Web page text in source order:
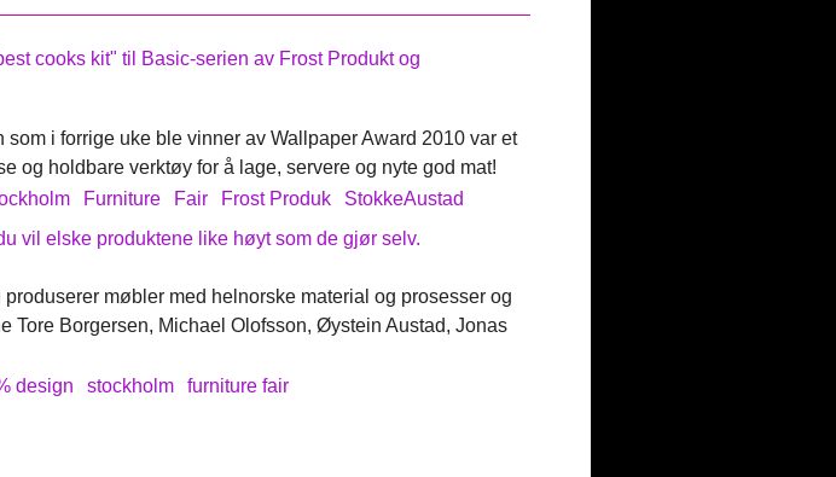
cooks kit" til Basic-serien av Frost Produkt og
som i forrige uke ble vinner av Wallpaper Award 2010 var et
og holdbare verktøy for å lage, servere og nyte god mat!
Furniture Fair Frost Produk
StokkeAustad
vil elske produktene like høyt som de gjør selv.
møbler med helnorske material og prosesser og
Tore Borgersen, Michael Olofsson, Øystein Austad, Jonas
design stockholm furniture fair